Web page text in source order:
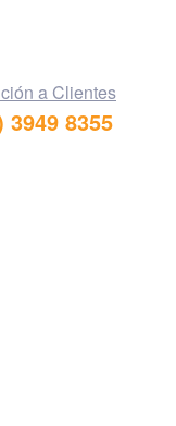
a Clientes
3949 8355